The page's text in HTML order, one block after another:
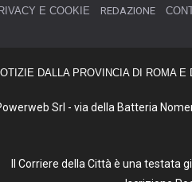
E COOKIE REDAZIONE
DALLA PROVINCIA DI ROMA
Srl - via della Batteria
Il Corriere della Città è una testata